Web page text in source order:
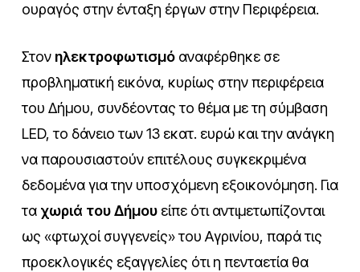
ουραγός στην ένταξη έργων στην Περιφέρεια.
Στον ηλεκτροφωτισμόαναφέρθηκε σε
προβληματική εικόνα, κυρίως στην περιφέρεια
του Δήμου, συνδέοντας το θέμα με τη σύμβαση
LED, το δάνειο των 13 εκατ. ευρώ και την ανάγκη
να παρουσιαστούν επιτέλους συγκεκριμένα
δεδομένα για την υποσχόμενη εξοικονόμηση. Για
τα χωριά του Δήμουείπε ότι αντιμετωπίζονται
ως «φτωχοί συγγενείς» του Αγρινίου, παρά τις
προεκλογικές εξαγγελίες ότι η πενταετία θα